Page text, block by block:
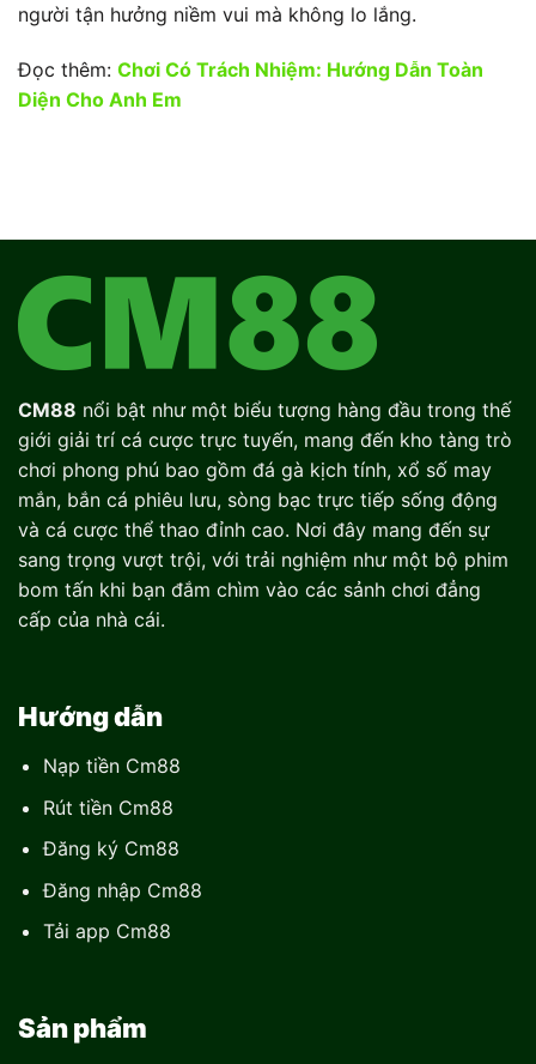
người tận hưởng niềm vui mà không lo lắng.
Đọc thêm: Chơi Có Trách Nhiệm: Hướng Dẫn Toàn
Diện Cho Anh Em
CM88 nổi bật như một biểu tượng hàng đầu trong thế
giới giải trí cá cược trực tuyến, mang đến kho tàng trò
chơi phong phú bao gồm đá gà kịch tính, xổ số may
mắn, bắn cá phiêu lưu, sòng bạc trực tiếp sống động
và cá cược thể thao đỉnh cao. Nơi đây mang đến sự
sang trọng vượt trội, với trải nghiệm như một bộ phim
bom tấn khi bạn đắm chìm vào các sảnh chơi đẳng
cấp của nhà cái.
Hướng dẫn
Nạp tiền Cm88
Rút tiền Cm88
Đăng ký Cm88
Đăng nhập Cm88
Tải app Cm88
Sản phẩm